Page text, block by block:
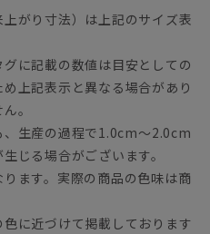
がり寸法）は上記のサイズ表
に記載の数値は目安としての
上記表示と異なる場合があり
。
生産の過程で1.0cm～2.0cm
じる場合がございます。
ます。実際の商品の色味は商
に近づけて掲載しております